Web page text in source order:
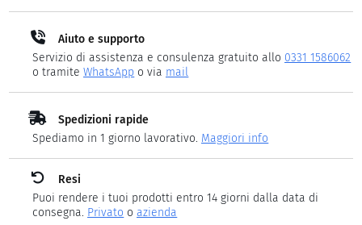
Aiuto e supporto
Servizio di assistenza e consulenza gratuito allo 0331 1586062
o tramiteWhatsApp o via mail
Spedizioni rapide
Spediamo in 1 giorno lavorativo. Maggiori info
Resi
Puoi rendere i tuoi prodotti entro 14 giorni dalla data di
consegna. Privato oazienda